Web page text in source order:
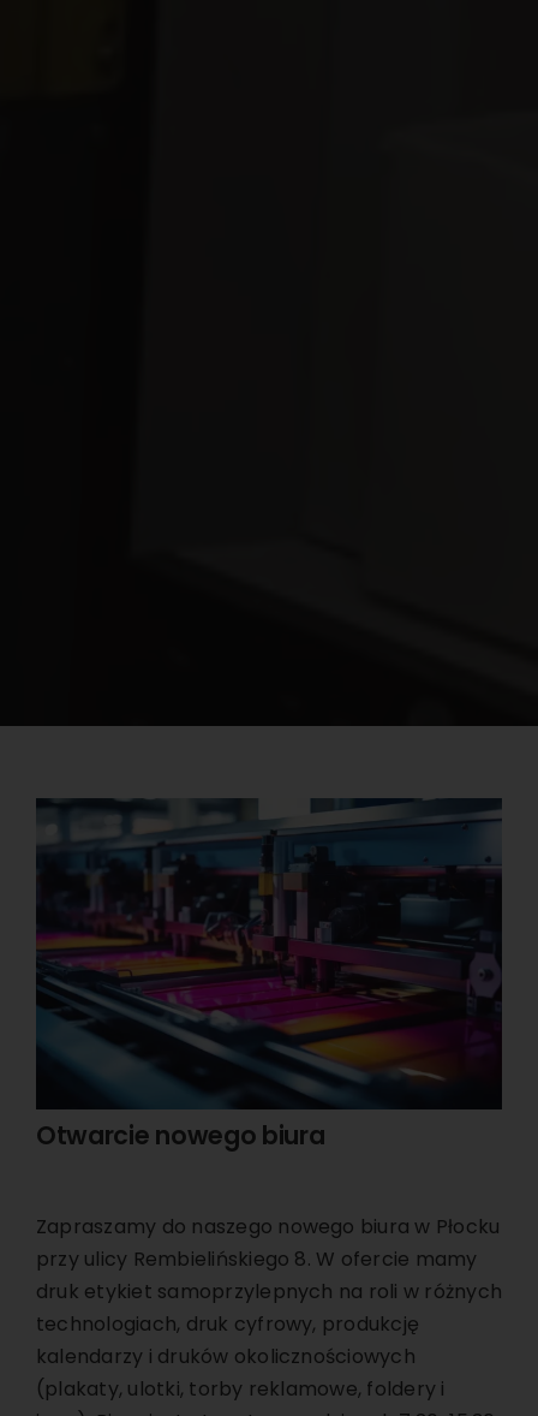
Otwarcie nowego biura
Zapraszamy do naszego nowego biura w Płocku
przy ulicy Rembielińskiego 8. W ofercie mamy
druk etykiet samoprzylepnych na roli w różnych
technologiach, druk cyfrowy, produkcję
kalendarzy i druków okolicznościowych
(plakaty, ulotki, torby reklamowe, foldery i